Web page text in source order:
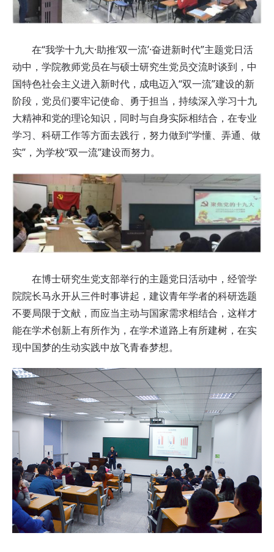
在“我学十九大·助推‘双一流’·奋进新时代”主题党日活
动中，学院教师党员在与硕士研究生党员交流时谈到，中
国特色社会主义进入新时代，成电迈入“双一流”建设的新
阶段，党员们要牢记使命、勇于担当，持续深入学习十九
大精神和党的理论知识，同时与自身实际相结合，在专业
学习、科研工作等方面去践行，努力做到“学懂、弄通、做
实”，为学校“双一流”建设而努力。
在博士研究生党支部举行的主题党日活动中，经管学
院院长马永开从三件时事讲起，建议青年学者的科研选题
不要局限于文献，而应当主动与国家需求相结合，这样才
能在学术创新上有所作为，在学术道路上有所建树，在实
现中国梦的生动实践中放飞青春梦想。